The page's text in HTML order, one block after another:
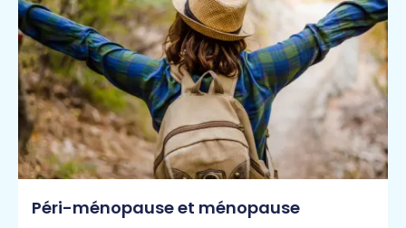
Péri-ménopause et ménopause